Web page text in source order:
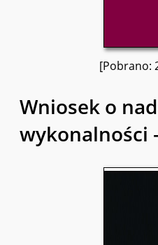
[Pobrano:
Wniosek o
wykonalności